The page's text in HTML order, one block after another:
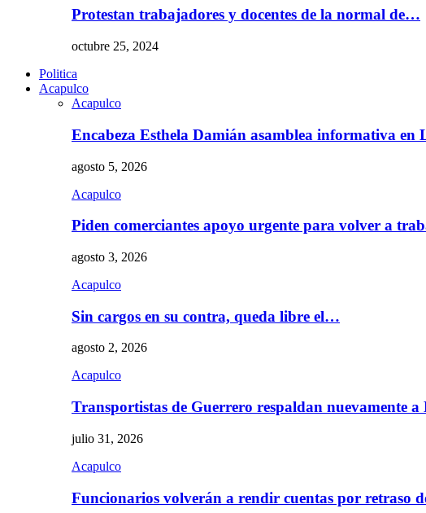
Protestan trabajadores y docentes de la normal de…
octubre 25, 2024
Politica
Acapulco
Acapulco
Encabeza Esthela Damián asamblea informativa
agosto 5, 2026
Acapulco
Piden comerciantes apoyo urgente para volver a
agosto 3, 2026
Acapulco
Sin cargos en su contra, queda libre el…
agosto 2, 2026
Acapulco
Transportistas de Guerrero respaldan nuevamente
julio 31, 2026
Acapulco
Funcionarios volverán a rendir cuentas por retraso